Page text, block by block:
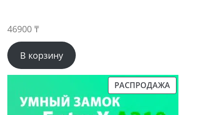
46900 ₸
В корзину
РАСПРОДАЖА
ПРОДАВАЕМЫЙ
ТОВАР